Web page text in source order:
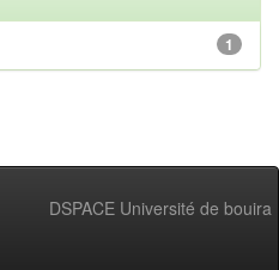
1
DSPACE Université de bouira